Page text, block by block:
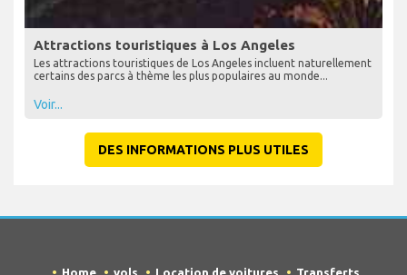
Attractions touristiques à Los Angeles
Les attractions touristiques de Los Angeles incluent naturellement
certains des parcs à thème les plus populaires au monde...
Voir...
DES INFORMATIONS PLUS UTILES